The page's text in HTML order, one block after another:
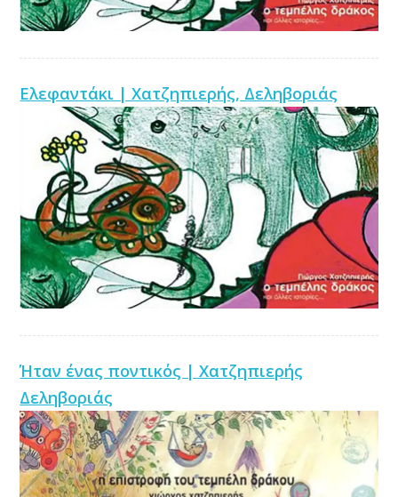
Ελεφαντάκι | Χατζηπιερής, Δεληβοριάς
Ήταν ένας ποντικός | Χατζηπιερής
Δεληβοριάς